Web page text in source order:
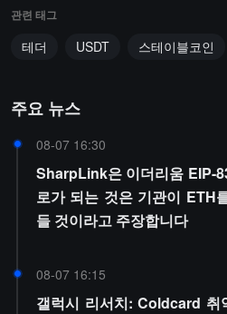
관련 태그
테더 USDT 스테이블코인
주요 뉴스
08-07 16:30
SharpLink은 이더리움 EIP-
로가 되는 것은 기관이 ETH
들 것이라고 주장합니다
08-07 16:15
갤럭시 리서치: Coldcard 취